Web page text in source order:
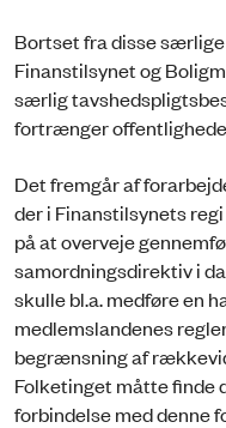
Bortset fra disse
Finanstilsynet og
særlig
fortrænger
Det fremgår af
der i Finanstilsynets
på at overveje
samordningsdirektiv i
skulle bl.a. medføre en
medlemslandenes
begrænsning af
Folketinget måtte finde
forbindelse med denne